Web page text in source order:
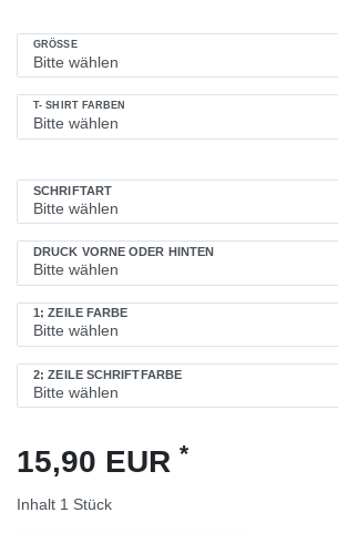
GRÖSSE
T- SHIRT FARBEN
SCHRIFTART
DRUCK VORNE ODER HINTEN
1; ZEILE FARBE
2; ZEILE SCHRIFTFARBE
15,90 EUR *
Inhalt 1 Stück